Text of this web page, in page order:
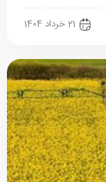
21 خرداد 1404